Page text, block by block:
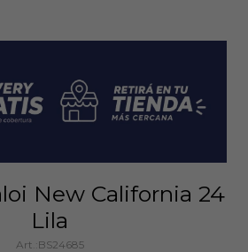
New California 24
Lila
BS24685